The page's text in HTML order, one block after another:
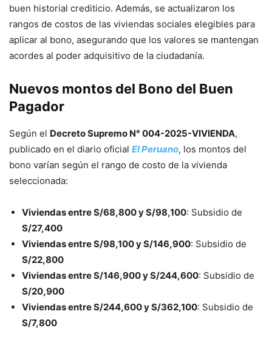
buen historial crediticio. Además, se actualizaron los
rangos de costos de las viviendas sociales elegibles para
aplicar al bono, asegurando que los valores se mantengan
acordes al poder adquisitivo de la ciudadanía.
Nuevos montos del Bono del Buen
Pagador
Según el Decreto Supremo N° 004-2025-VIVIENDA,
publicado en el diario oficial El Peruano, los montos del
bono varían según el rango de costo de la vivienda
seleccionada:
Viviendas entre S/68,800 y S/98,100: Subsidio de
S/27,400
Viviendas entre S/98,100 y S/146,900: Subsidio de
S/22,800
Viviendas entre S/146,900 y S/244,600: Subsidio de
S/20,900
Viviendas entre S/244,600 y S/362,100: Subsidio de
S/7,800